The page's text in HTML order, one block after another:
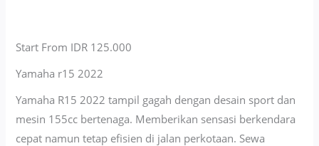
Start From IDR 125.000
Yamaha r15 2022
Yamaha R15 2022 tampil gagah dengan desain sport dan
mesin 155cc bertenaga. Memberikan sensasi berkendara
cepat namun tetap efisien di jalan perkotaan. Sewa